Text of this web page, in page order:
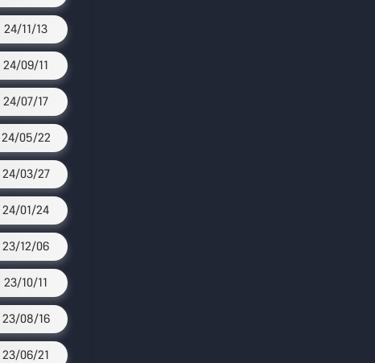
24/11/13
24/09/11
24/07/17
24/05/22
24/03/27
24/01/24
23/12/06
23/10/11
23/08/16
23/06/21